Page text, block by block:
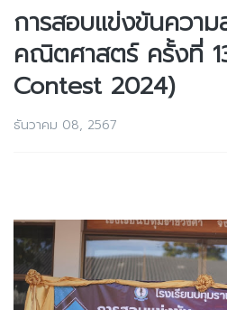
การสอบแข่งขันความ
คณิตศาสตร์ ครั้งที่
Contest 2024)
ธันวาคม 08, 2567